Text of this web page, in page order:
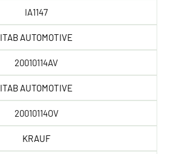
IA1147
ITAB AUTOMOTIVE
20010114AV
ITAB AUTOMOTIVE
20010114OV
KRAUF